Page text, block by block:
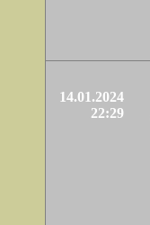
14.01.2024
22:29